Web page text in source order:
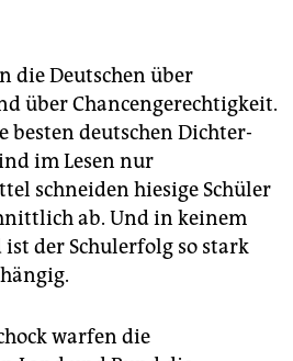
die Deutschen über
über Chancengerechtigkeit.
besten deutschen Dichter-
im Lesen nur
schneiden hiesige Schüler
ab. Und in keinem
ist der Schulerfolg so stark
warfen die